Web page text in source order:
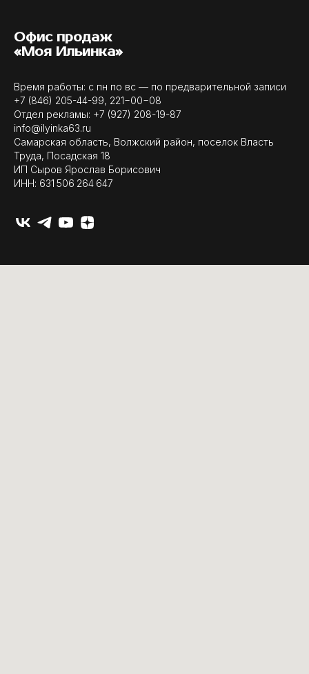
Офис продаж
«Моя Ильинка»
Время работы: с пн по вс — по предварительной записи
+7 (846) 205-44-99, 221−00−08
Отдел рекламы: +7 (927) 208-19-87
info@ilyinka63.ru
Самарская область, Волжский район, поселок Власть
Труда, Посадская 18
ИП Сыров Ярослав Борисович
ИНН: 631 506 264 647